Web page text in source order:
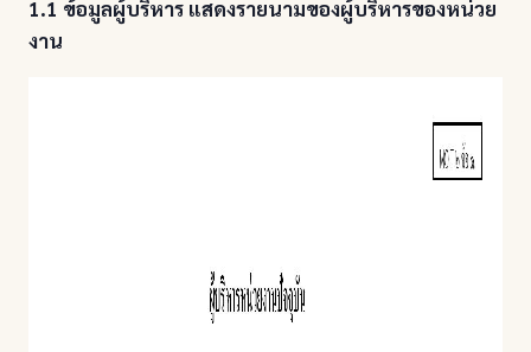
1.1 ข้อมูลผู้บริหาร แสดงรายนามของผู้บริหารของหน่วย
งาน